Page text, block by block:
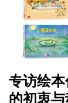
专访绘
的初衷与